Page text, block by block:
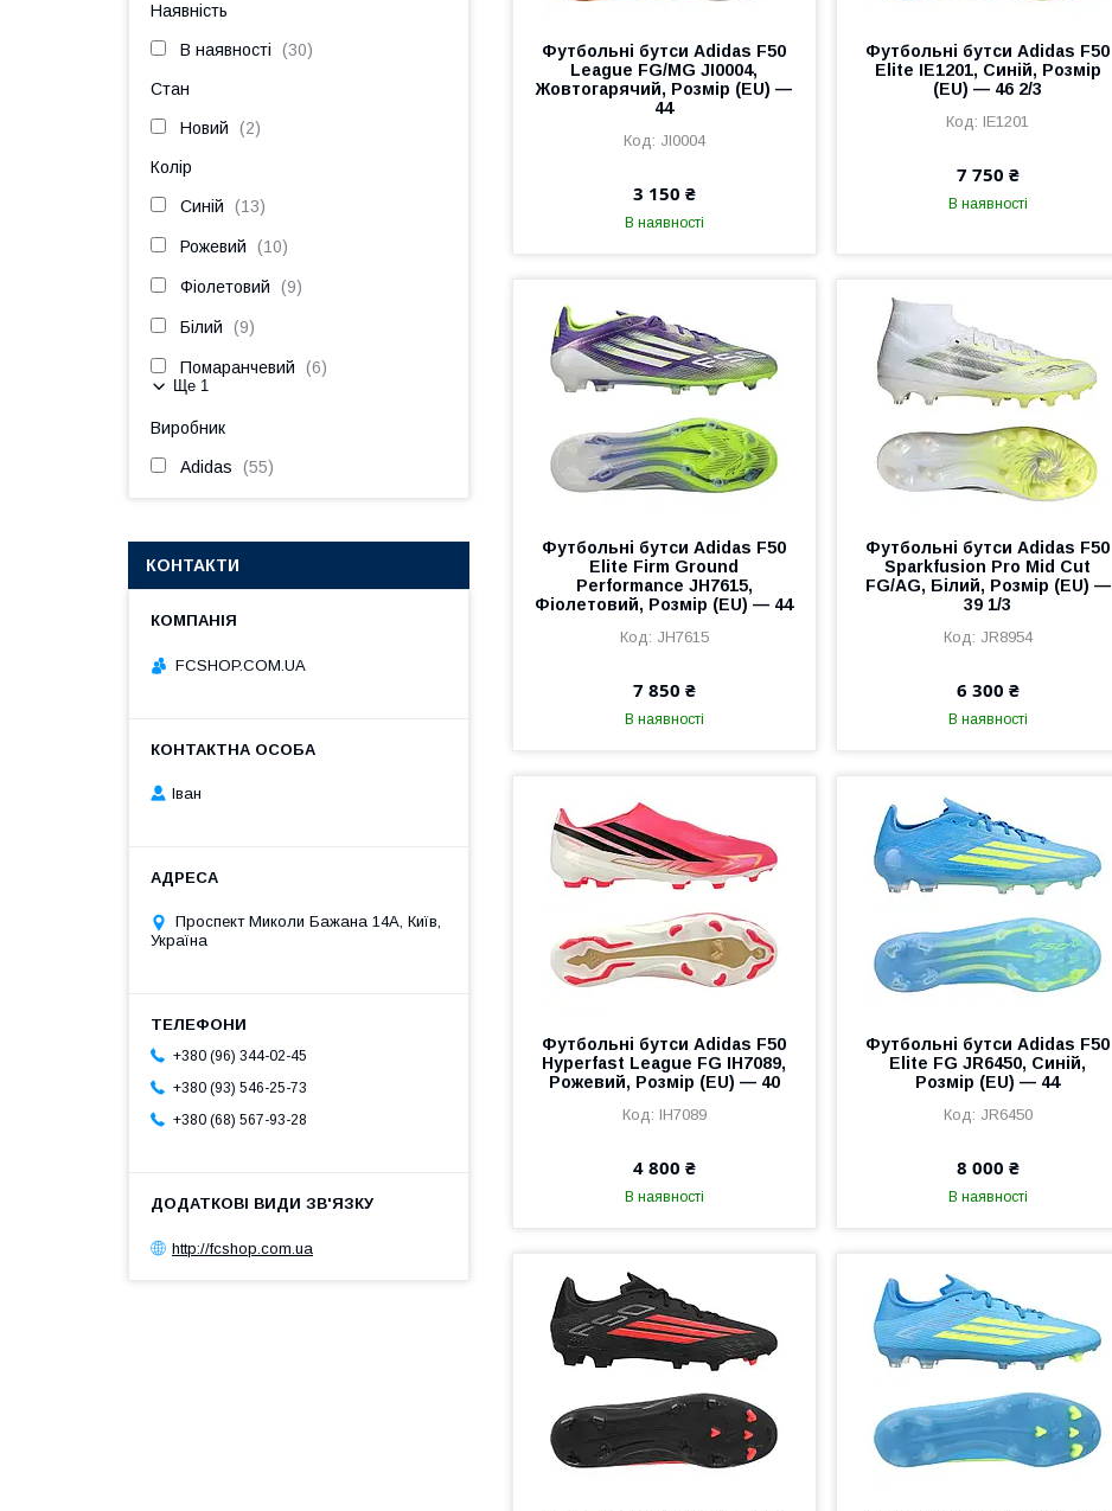
Футбольні бутси Adidas F50
League FG/MG JI0004,
Жовтогарячий, Розмір (EU) —
44
JI0004
3 150 ₴
В наявності
Футбольні бутси Adidas F50
Elite IE1201, Синій, Розмір
(EU) — 46 2/3
IE1201
7 750 ₴
В наявності
Футбольні бутси Adidas F50
Elite Firm Ground
Performance JH7615,
Фіолетовий, Розмір (EU) — 44
JH7615
7 850 ₴
В наявності
Футбольні бутси Adidas F50
Sparkfusion Pro Mid Cut
FG/AG, Білий, Розмір (EU) —
39 1/3
JR8954
6 300 ₴
В наявності
Футбольні бутси Adidas F50
Hyperfast League FG IH7089,
Рожевий, Розмір (EU) — 40
IH7089
4 800 ₴
В наявності
Футбольні бутси Adidas F50
Elite FG JR6450, Синій,
Розмір (EU) — 44
JR6450
8 000 ₴
В наявності
Наявність
В наявності 30
Стан
Новий 2
Колір
Синій 13
Рожевий 10
Фіолетовий 9
Білий 9
Помаранчевий 6
Ще 1
Виробник
Adidas 55
КОНТАКТИ
FCSHOP.COM.UA
Іван
Проспект Миколи Бажана 14А, Київ,
Україна
+380 (96) 344-02-45
+380 (93) 546-25-73
+380 (68) 567-93-28
http://fcshop.com.ua